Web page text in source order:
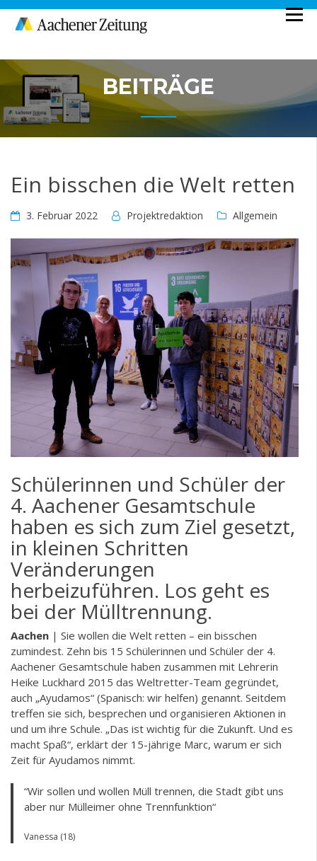
Skip
Ein Projekt der Aachener Zeitung
BEITRÄGE
Ein bisschen die Welt retten
3. Februar 2022 Projektredaktion Allgemein
Schülerinnen und Schüler der
4. Aachener Gesamtschule
haben es sich zum Ziel gesetzt,
in kleinen Schritten
Veränderungen
herbeizuführen. Los geht es
bei der Mülltrennung.
Aachen | Sie wollen die Welt retten – ein bisschen
zumindest. Zehn bis 15 Schülerinnen und Schüler der 4.
Aachener Gesamtschule haben zusammen mit Lehrerin
Heike Luckhard 2015 das Weltretter-Team gegründet,
auch „Ayudamos“ (Spanisch: wir helfen) genannt. Seitdem
treffen sie sich, besprechen und organisieren Aktionen in
und um ihre Schule. „Das ist wichtig für die Zukunft. Und es
macht Spaß“, erklärt der 15-jährige Marc, warum er sich
Zeit für Ayudamos nimmt.
“Wir sollen und wollen Müll trennen, die Stadt gibt uns
aber nur Mülleimer ohne Trennfunktion“
Vanessa (18)